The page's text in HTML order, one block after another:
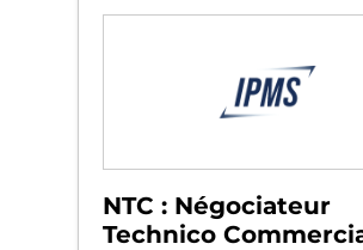
NTC : Négociateur
Technico